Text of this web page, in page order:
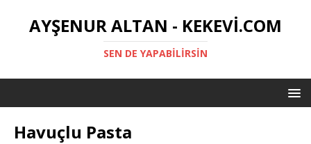
AYŞENUR ALTAN - KEKEVI.COM
SEN DE YAPABILIRSIN
Havuçlu Pasta